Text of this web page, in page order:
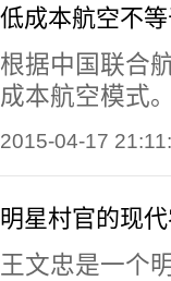
低成本航空不
根据中国联合
成本航空模式。
2015-04-17
明星村官的现
王文忠是一个